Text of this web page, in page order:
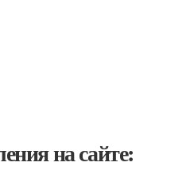
на сайте: